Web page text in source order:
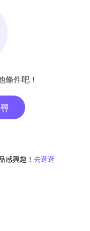
條件吧！
感興趣！ 去逛逛